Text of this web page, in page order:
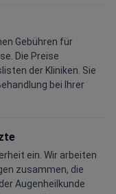
Gebühren für
Die Preise
der Kliniken. Sie
bei Ihrer
ein. Wir arbeiten
zusammen, die
Augenheilkunde